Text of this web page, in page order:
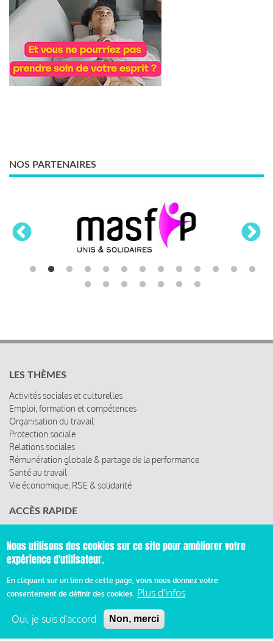
NOS PARTENAIRES
LES THÈMES
Activités sociales et culturelles
Emploi, formation et compétences
Organisation du travail
Protection sociale
Relations sociales
Rémunération globale & partage de la performance
Santé au travail
Vie économique, RSE & solidarité
ACCÈS RAPIDE
Les rencontres
Les ressources
Mentions légales et condition générale d’utilisation et
Nous utilisons des cookies sur ce site pour améliorer votre
expérience d'utilisateur.
En cliquant sur un lien de cette page, vous nous donnez votre
consentement de définir des cookies. Plus d'infos
Oui, je suis d'accord Non, merci